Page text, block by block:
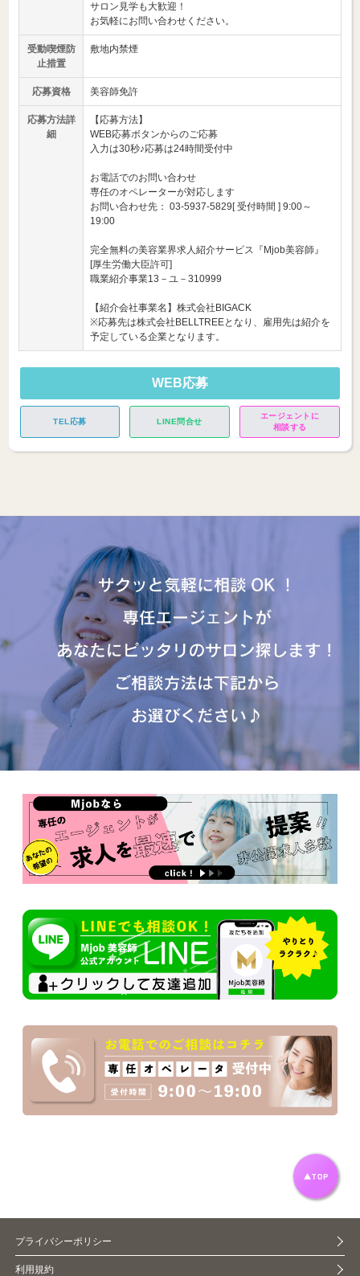
サロン見学も大歓迎！
お気軽にお問い合わせください。
受動喫煙防
止措置
敷地内禁煙
応募資格 美容師免許
応募方法詳
細
【応募方法】
WEB応募ボタンからのご応募
入力は30秒♪応募は24時間受付中
お電話でのお問い合わせ
専任のオペレーターが対応します
お問い合わせ先： 03-5937-5829[ 受付時間 ] 9:00～
19:00
完全無料の美容業界求人紹介サービス『Mjob美容師』
[厚生労働大臣許可]
職業紹介事業13－ユ－310999
【紹介会社事業名】株式会社BIGACK
※応募先は株式会社BELLTREEとなり、雇用先は紹介を
予定している企業となります。
WEB応募
TEL応募 LINE問合せ
エージェントに
相談する
プライバシーポリシー
利用規約